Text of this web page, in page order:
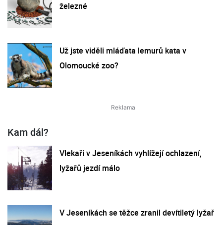
železné
Už jste viděli mláďata lemurů kata v
Olomoucké zoo?
Kam dál?
Vlekaři v Jeseníkách vyhlížejí ochlazení,
lyžařů jezdí málo
V Jeseníkách se těžce zranil devítiletý lyžař